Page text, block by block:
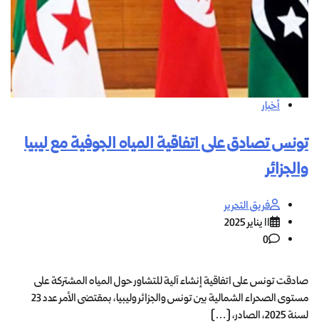
أخبار
تونس تصادق على اتفاقية المياه الجوفية مع ليبيا
والجزائر
فريق التحرير
11 يناير 2025
0
صادقت تونس على اتفاقية إنشاء آلية للتشاور حول المياه المشتركة على
مستوى الصحراء الشمالية بين تونس والجزائر وليبيا، بمقتضى الأمر عدد 23
لسنة 2025، الصادر، […]